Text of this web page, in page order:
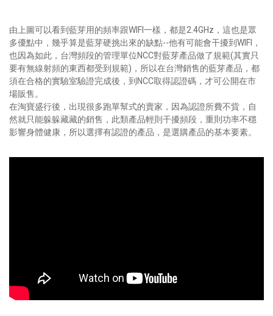
由上圖可以看到藍芽用的頻率跟WIFI一樣，都是2.4GHz，這也是眾
多優點中，幾乎算是藍芽硬挑出來的缺點--他有可能會干擾到WIFI，
也因為如此，台灣頻段的管理單位NCC對藍芽產品做了規範(其實只
要有無線射頻的東西都受到規範)，所以在台灣銷售的藍芽產品，都
須在合格的實驗室驗證完成後，到NCC取得認證碼，才可公開在市
場販售。
在淘寶盛行後，出現很多跑單幫式的賣家，因為認證所費不貲，自
然就只能躲躲藏藏的銷售，此類產品輕則干擾頻段，重則功率不穩
影響身體健康，所以選擇有認證的產品，是選購產品的基本要素。